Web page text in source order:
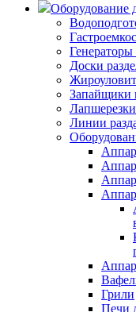
Оборудование
Генераторы
Доски
Запайщики
Лапшерезки
Линии
Грили
Печи